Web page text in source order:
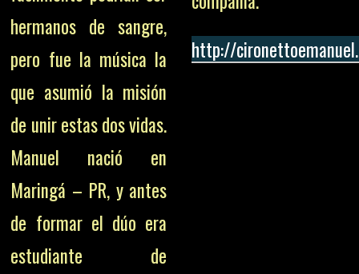
hermanos de sangre,
pero fue la música la
que asumió la misión
de unir estas dos vidas.
Manuel nació en
Maringá – PR, y antes
de formar el dúo era
estudiante de
http://